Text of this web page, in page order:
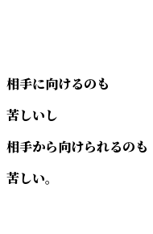
相手に向けるのも
苦しいし
相手から向けられるのも
苦しい。